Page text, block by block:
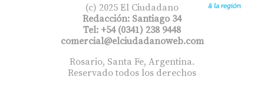
(c) 2025 El Ciudadano
Redacción: Santiago 34
Tel: +54 (0341) 238 9448
comercial@elciudadanoweb.com​
Rosario, Santa Fe, Argentina.
Reservado todos los derechos